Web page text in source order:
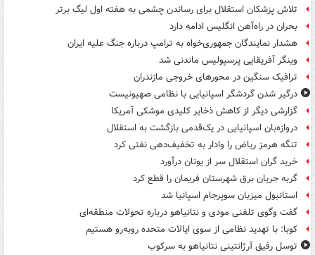
تلاش پزشکان استقلال برای رساندن چشمی به هفته اول لیگ برتر
بحران در راه‌آهن انگلیس ادامه دارد
هشدار نمایندگان جمهوری‌خواه به ترامپ درباره جنگ علیه ایران
وینگر آفریقایی پرسپولیس ماندنی شد
ترافیک سنگین در محورهای خروجی مازندران
درگیر شدن گردشگر اسپانیایی با نظامی صهیونیست
گزارشی دیگر از کاهش ذخایر کلیدی موشکی آمریکا
دروازه‌بان اسپانیایی در یک‌قدمی بازگشت به استقلال
تنگه هرمز ریاض را وادار به تخفیف‌دهی نفتی کرد
خرید گران استقلال سر از یونان درآورد
گربه جریان برق شهرستان فریمان را قطع کرد
استانبول میزبان سوپرجام اسپانیا شد
گفت وگوی تلفنی مودی و نتانیاهو درباره تحولات منطقه‌ای
کوبا: با تهدید نظامی از سوی ایالات متحده روبه‌رو هستیم
توسل رفیق آرژانتینی نتانیاهو به سرکوب